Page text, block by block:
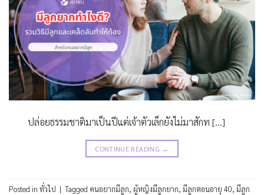
ปล่อยธรรมชาติมาเป็นปีแต่เจ้าตัวเล็กยังไม่มาสักท […]
CONTINUE READING →
Posted in ทั่วไป | Tagged คนอยากมีลูก, ผู้หญิงมีลูกยาก, มีลูกตอนอายุ 40, มีลูก